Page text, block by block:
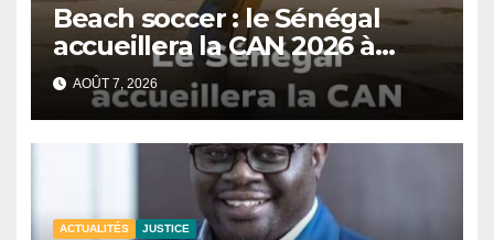
Beach soccer : le Sénégal
accueillera la CAN 2026 à
Dakar.
AOÛT 7, 2026
ACTUALITÉS JUSTICE